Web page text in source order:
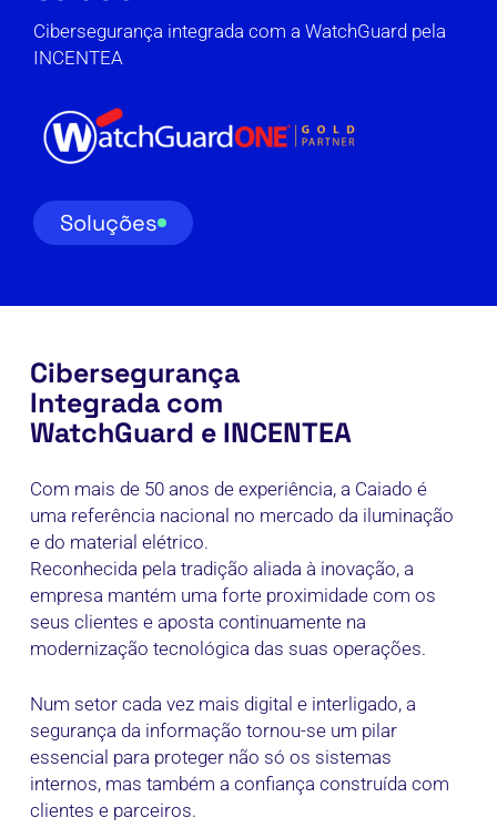
Cibersegurança integrada com a WatchGuard pela
INCENTEA
Soluções
Cibersegurança
Integrada com
WatchGuard e INCENTEA
Com mais de 50 anos de experiência, a Caiado é
uma referência nacional no mercado da iluminação
e do material elétrico.
Reconhecida pela tradição aliada à inovação, a
empresa mantém uma forte proximidade com os
seus clientes e aposta continuamente na
modernização tecnológica das suas operações.
Num setor cada vez mais digital e interligado, a
segurança da informação tornou-se um pilar
essencial para proteger não só os sistemas
internos, mas também a confiança construída com
clientes e parceiros.